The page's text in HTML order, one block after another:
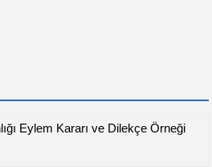
Eylem Kararı ve Dilekçe Örneği